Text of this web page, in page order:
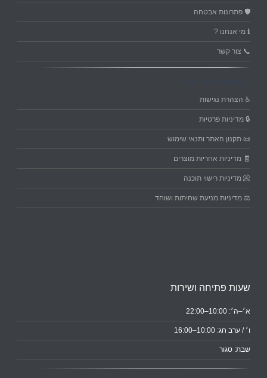
🛡️ פתרונות אבטחה
ℹ️ מי אנחנו ?
📞 צור קשר
♿ הצהרת נגישות
🔒 מדיניות פרטיות
📜 תקנון האתר ותנאי שימוש
🧾 מדיניות אחריות מוצרים
📀 מדיניות רישוי תוכנה
⚖️ מדיניות מניעת שחיתות ושוחד
שעות פתיחה ושירות
א׳–ה׳: 10:00–22:00
ו׳ / ערב חג: 10:00–16:00
שבת: סגור